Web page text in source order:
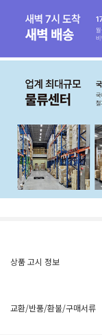
상품 고시 정보
교환/반품/환불/구매서류